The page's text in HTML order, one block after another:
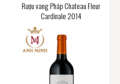
Rượu vang Pháp Chateau Fleur
Cardinale 2014